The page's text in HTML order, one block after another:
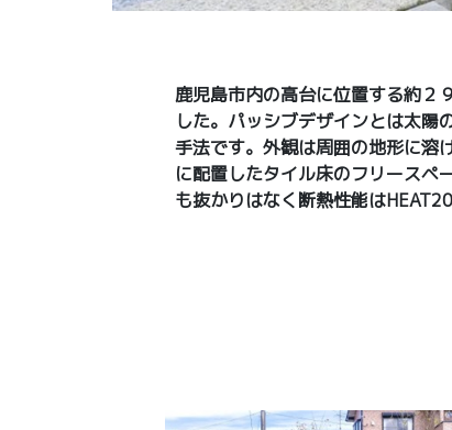
鹿児島市内の高台に位置する約２
した。パッシブデザインとは太陽
手法です。外観は周囲の地形に溶
に配置したタイル床のフリースペ
も抜かりはなく断熱性能は